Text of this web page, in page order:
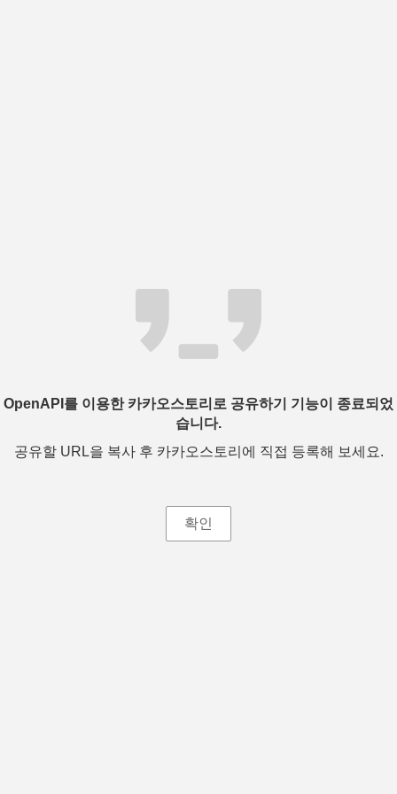
OpenAPI를 이용한 카카오스토리로 공유하기 기능이 종료되었
습니다.
공유할 URL을 복사 후 카카오스토리에 직접 등록해 보세요.
확인